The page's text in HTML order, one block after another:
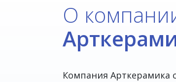
О
Компания Арткерамика